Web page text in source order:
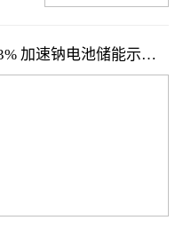
加速钠电池储能示范